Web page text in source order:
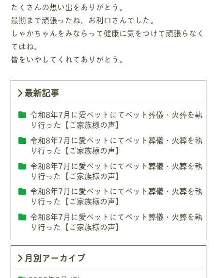
たくさんの想い出をありがとう。
最期まで頑張ったね、お利口さんでした。
しゃかちゃんをみならって健康に気をつけて頑張らなく
てはね。
皆をいやしてくれてありがとう。
最新記事
令和8年7月に愛ペットにてペット葬儀・火葬を執
り行った【ご家族様の声】
令和8年7月に愛ペットにてペット葬儀・火葬を執
り行った【ご家族様の声】
令和8年7月に愛ペットにてペット葬儀・火葬を執
り行った【ご家族様の声】
令和8年7月に愛ペットにてペット葬儀・火葬を執
り行った【ご家族様の声】
令和8年7月に愛ペットにてペット葬儀・火葬を執
り行った【ご家族様の声】
月別アーカイブ